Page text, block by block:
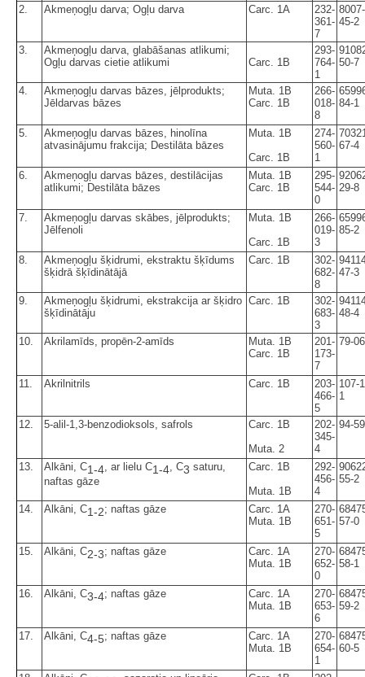
2. Akmeņogļu darva; Ogļu darva Carc. 1A
232-
361-
7
8007-
45-2
3.
Akmeņogļu darva, glabāšanas atlikumi;
Ogļu darvas cietie atlikumi
Carc. 1B
293-
764-
1
50-7
4.
Akmeņogļu darvas bāzes, jēlprodukts;
Jēldarvas bāzes
Muta. 1B
Carc. 1B
266-
018-
8
84-1
5.
Akmeņogļu darvas bāzes, hinolīna
atvasinājumu frakcija; Destilāta bāzes
Muta. 1B
Carc. 1B
274-
560-
1
67-4
6.
Akmeņogļu darvas bāzes, destilācijas
atlikumi; Destilāta bāzes
Muta. 1B
Carc. 1B
295-
544-
0
29-8
7.
Akmeņogļu darvas skābes, jēlprodukts;
Jēlfenoli
Muta. 1B
Carc. 1B
266-
019-
3
85-2
8.
Akmeņogļu šķidrumi, ekstraktu šķīdums
šķidrā šķīdinātājā
Carc. 1B
302-
682-
8
47-3
9.
Akmeņogļu šķidrumi, ekstrakcija ar šķidro
šķīdinātāju
Carc. 1B
302-
683-
3
48-4
10. Akrilamīds, propēn-2-amīds
Muta. 1B
Carc. 1B
201-
173-
7
79-
11. Akrilnitrils Carc. 1B
203-
466-
5
107-
1
12. 5-alil-1,3-benzodioksols, safrols
Carc. 1B
Muta. 2
202-
345-
4
94-
13. Alkāni, C1-4 , ar lielu C1-4 , C3 saturu,
naftas gāze
Carc. 1B
Muta. 1B
292-
456-
4
55-2
14. Alkāni, C1-2; naftas gāze
Carc. 1A
Muta. 1B
270-
651-
5
57-0
15. Alkāni, C2-3; naftas gāze
Carc. 1A
Muta. 1B
270-
652-
0
58-1
16. Alkāni, C3-4; naftas gāze
Carc. 1A
Muta. 1B
270-
653-
6
59-2
17. Alkāni, C4-5; naftas gāze
Carc. 1A
Muta. 1B
270-
654-
1
60-5